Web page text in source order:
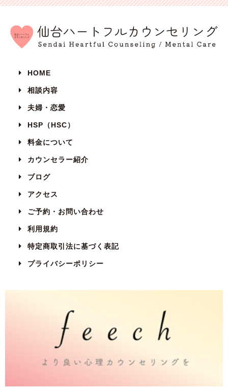
HOME
相談内容
夫婦・恋愛
HSP（HSC）
料金について
カウンセラー紹介
ブログ
アクセス
ご予約・お問い合わせ
利用規約
特定商取引法に基づく表記
プライバシーポリシー